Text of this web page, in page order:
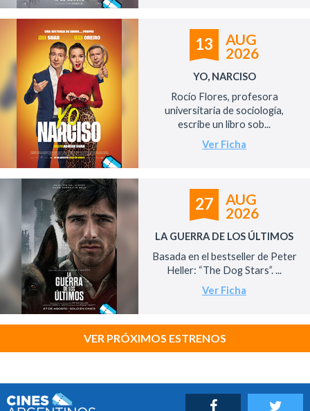
13
AUG
2026
YO, NARCISO
Rocío Flores, profesora
universitaria de sociología,
escribe un libro sob...
Ver Ficha
27
AUG
2026
LA GUERRA DE LOS ÚLTIMOS
Basada en el bestseller de Peter
Heller: “The Dog Stars”. ...
Ver Ficha
VER PRÓXIMOS ESTRENOS